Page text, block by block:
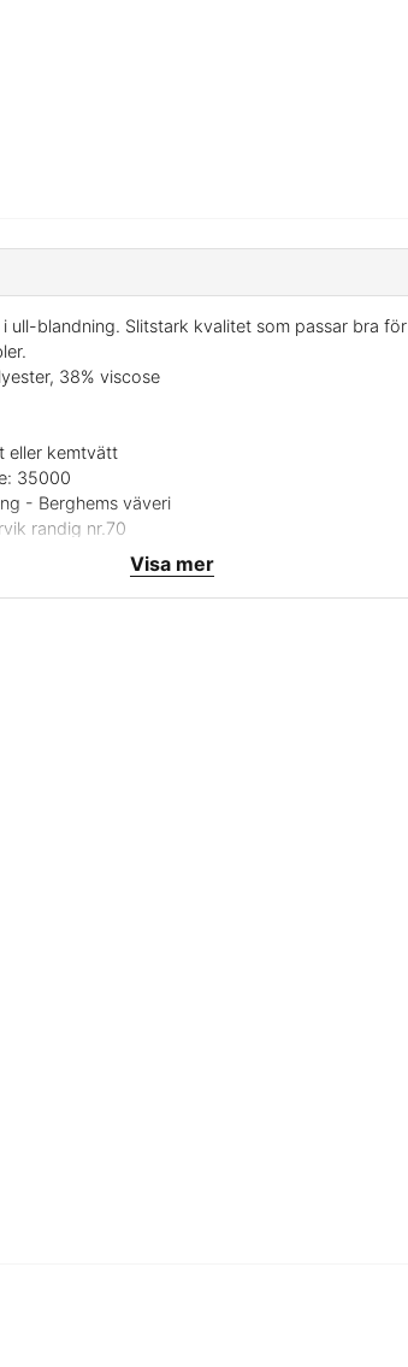
ull-blandning. Slitstark kvalitet som passar bra för
38% viscose
eller kemtvätt
35000
- Berghems väveri
randig nr.70
cm
Visa mer